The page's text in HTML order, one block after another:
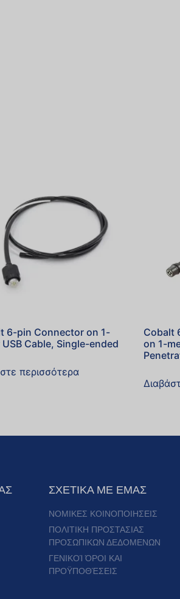
6-pin Connector on 1-
USB Cable, Single-ended
περισσότερα
Cobalt
on 1-
ΣΧΕΤΙΚΑ ΜΕ ΕΜΑΣ
ΝΟΜΙΚΕΣ ΚΟΙΝΟΠΟΙΗΣΕΙΣ
ΠΟΛΙΤΙΚΗ ΠΡΟΣΤΑΣΙΑΣ
ΠΡΟΣΩΠΙΚΩΝ ΔΕΔΟΜΕΝΩΝ
ΓΕΝΙΚΟΊ ΌΡΟΙ ΚΑΙ
ΠΡΟΫΠΟΘΈΣΕΙΣ